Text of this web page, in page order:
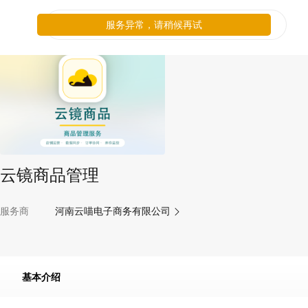
云镜商品管理
服务商 河南云喵电子商务有限公司
基本介绍
服务异常，请稍候再试